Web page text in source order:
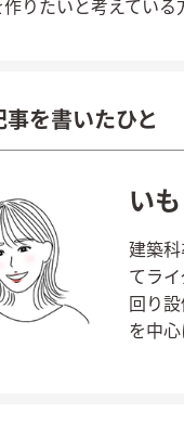
りたいと考えている
事を書いたひと
い
建築
てラ
回り
を中